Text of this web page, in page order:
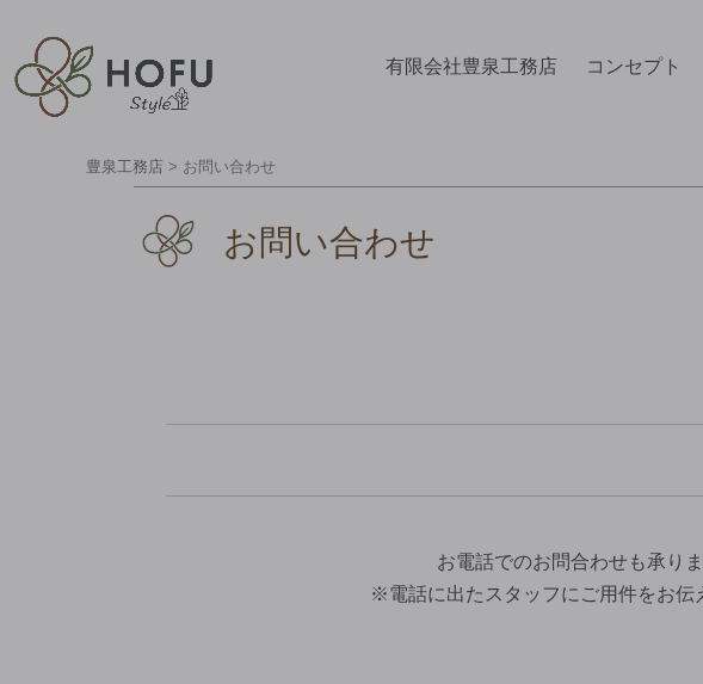
有限会社豊泉工務店 コンセプト
豊泉工務店 > お問い合わせ
お問い合わせ
お電話でのお問合わせも承りま
※電話に出たスタッフにご用件をお伝